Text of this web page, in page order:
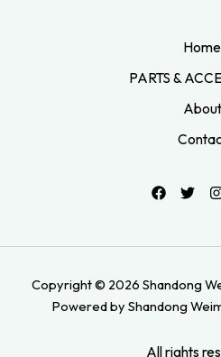
Home
PARTS &
About
Copyright © 2026 Shandong
Powered by Shandong
All rights